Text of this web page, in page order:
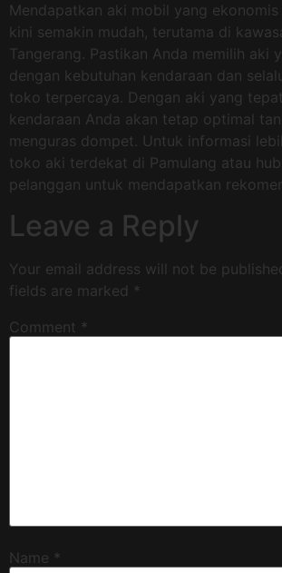
Mendapatkan aki mobil yang
kini semakin mudah, terutama di
Tangerang. Pastikan Anda memilih aki
dengan kebutuhan kendaraan dan
toko terpercaya. Dengan aki yang
kendaraan Anda akan tetap optimal
menguras dompet. Untuk informasi
toko aki terdekat di Pamulang atau
pelanggan untuk mendapatkan
Leave a Reply
Your email address will not be
fields are marked *
Comment *
Name *